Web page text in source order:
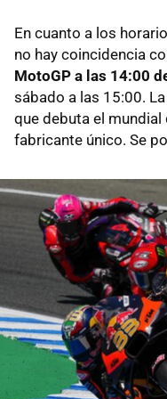
En cuanto a los
no hay coincidencia
MotoGP a las 14:00
sábado a las 15:00.
que debuta el
fabricante único. Se